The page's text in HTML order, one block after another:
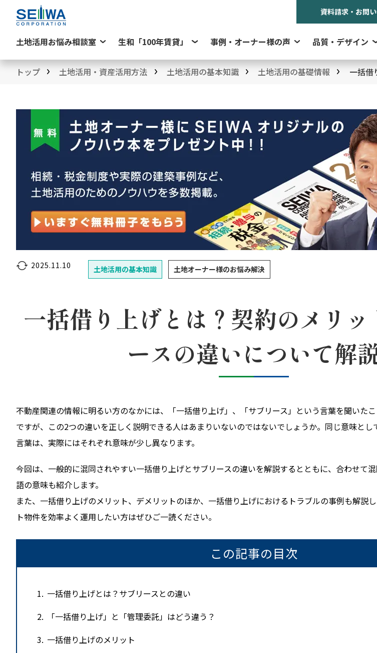
資料請求・お問
土地活用お悩み相談室 生和「100年賃貸」 事例・オーナー様の声 品質・デザイン
トップ 土地活用・資産活用方法 土地活用の基本知識 土地活用の基礎情報 一括借
2025.11.10 土地活用の基本知識 土地オーナー様のお悩み解決
一括借り上げとは？契約のメリッ
ースの違いについて解
不動産関連の情報に明るい方のなかには、「一括借り上げ」、「サブリース」という言葉を聞いたこ
ですが、この2つの違いを正しく説明できる人はあまりいないのではないでしょうか。同じ意味と
言葉は、実際にはそれぞれ意味が少し異なります。
今回は、一般的に混同されやすい一括借り上げとサブリースの違いを解説するとともに、合わせて
語の意味も紹介します。
また、一括借り上げのメリット、デメリットのほか、一括借り上げにおけるトラブルの事例も解説
ト物件を効率よく運用したい方はぜひご一読ください。
この記事の目次
1 一括借り上げとは？サブリースとの違い
2
「一括借り上げ」と「管理委託」はどう違う？
3 一括借り上げのメリット